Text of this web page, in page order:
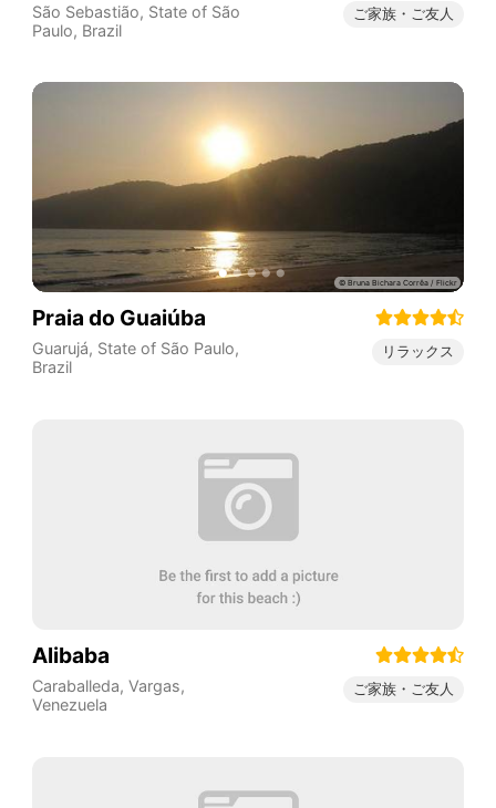
São Sebastião, State of São
Paulo, Brazil
ご家族・ご友人
Praia do Guaiúba
Guarujá, State of São Paulo,
Brazil
リラックス
Alibaba
Caraballeda, Vargas,
Venezuela
ご家族・ご友人